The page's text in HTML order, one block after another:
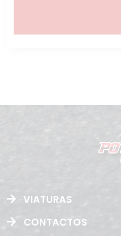
VIATURAS
CONTACTOS